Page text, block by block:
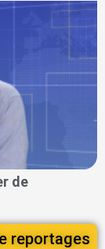
de
reportages